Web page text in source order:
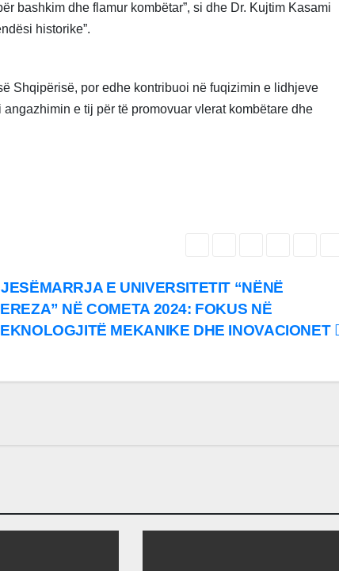
bashkim dhe flamur kombëtar”, si dhe Dr. Kujtim Kasami
historike”.
Shqipërisë, por edhe kontribuoi në fuqizimin e lidhjeve
e tij për të promovuar vlerat kombëtare dhe
E UNIVERSITETIT “NËNË
NË COMETA 2024: FOKUS NË
MEKANIKE DHE INOVACIONET